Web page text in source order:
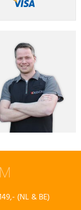
(NL & BE)